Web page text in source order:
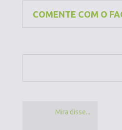
COMENTE COM O
Mira disse...